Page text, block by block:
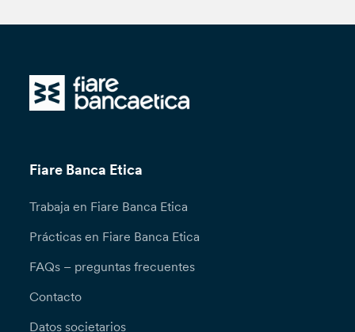
Fiare Banca Etica
Trabaja en Fiare Banca Etica
Prácticas en Fiare Banca Etica
FAQs – preguntas frecuentes
Contacto
Datos societarios